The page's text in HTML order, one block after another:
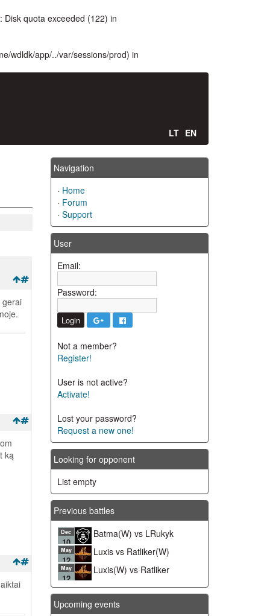
quota exceeded (122) in
wdldk/app/../var/sessions/prod) in
LT EN
gerai
ką
Navigation
· Home
· Forum
· Support
User
Email:
Password:
Not a member?
Register!
User is not active?
Activate!
Lost your password?
Request a new one!
Looking for opponent
List empty
Previous battles
Dec
10
Batma(W) vs LRukyk
May
12
Luxis vs Ratliker(W)
May
12
Luxis(W) vs Ratliker
Upcoming events